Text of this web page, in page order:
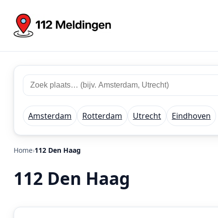
Zoek
112
meldingen
Zoek
plaats
regio
Amsterdam Rotterdam Utrecht Eindhoven
Home 112 Den Haag
112 Den Haag